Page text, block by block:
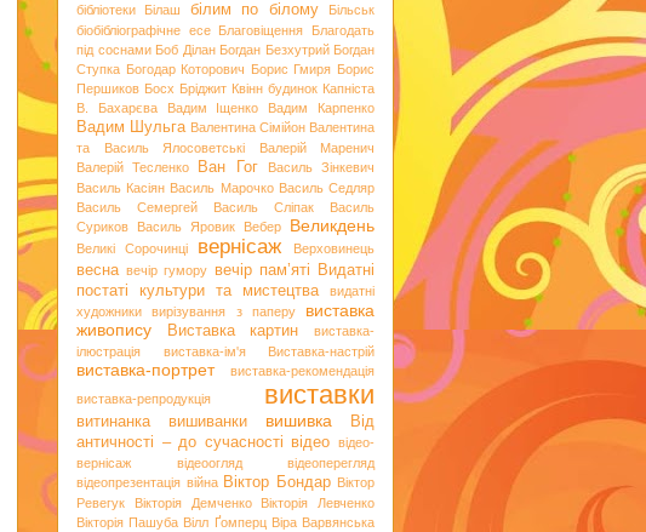
бібліотеки
Білаш білим по білому
Більськ
біобібліографічне есе
Благовіщення
Благодать
під соснами Боб Ділан Богдан Безхутрий Богдан
Ступка Богодар Которович Борис Гмиря Борис
Першиков Босх Бріджит Квінн будинок Капніста
В. Бахарєва
Вадим Іщенко Вадим Карпенко
Вадим Шульга Валентина Сімійон Валентина
та Василь Ялосоветські
Валерій Маренич
Валерій Тесленко
Ван Гог
Василь Зінкевич
Василь Касіян Василь Марочко Василь Седляр
Василь Семергей
Василь Сліпак
Василь
Суриков
Василь Яровик Вебер Великдень
Великі Сорочинці вернісаж Верховинець
весна вечір гумору вечір пам’яті
Видатні
постаті культури та мистецтва
видатні
художники
вирізування з паперу
виставка
живопису
Виставка картин
виставка-
ілюстрація
виставка-ім'я Виставка-настрій
виставка-портрет
виставка-рекомендація
виставка-репродукція
виставки
витинанка вишиванки вишивка
Від
античності – до сучасності відео відео-
вернісаж
відеоогляд
відеоперегляд
відеопрезентація війна Віктор Бондар Віктор
Ревегук
Вікторія Демченко
Вікторія Левченко
Вікторія Пашуба Вілл Ґомперц Віра Варвянська